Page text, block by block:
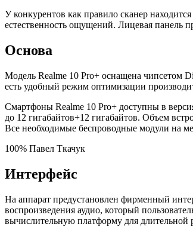
У конкурентов как правило сканер
естественность ощущений. Лицевая панель
Основа
Модель Realme 10 Pro+ оснащена чипсетом
есть удобный режим оптимизации
Смартфоны Realme 10 Pro+ доступны в
до 12 гигабайтов+12 гигабайтов. Объем
Все необходимые беспроводные модули на
100% Павел Ткачук
Интерфейс
На аппарат предустановлен фирменный
воспроизведения аудио, который
вычислительную платформу для длительной